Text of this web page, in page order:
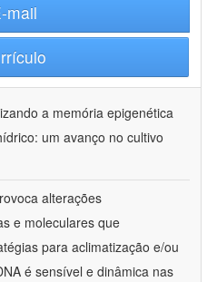
mail
a memória epigenética
um avanço no cultivo
alterações
e moleculares que
para aclimatização e/ou
é sensível e dinâmica nas